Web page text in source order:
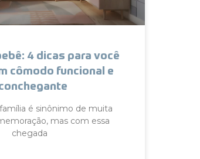
4 dicas para você
cômodo funcional e
é sinônimo de muita
mas com essa
chegada